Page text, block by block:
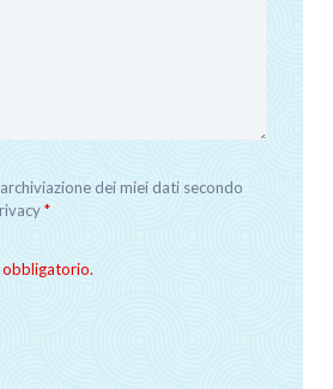
dei miei dati secondo
*
obbligatorio.